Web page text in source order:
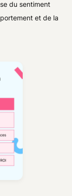
du sentiment
et de la